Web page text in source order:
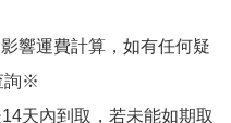
響運費計算，如有任何疑
詢※
天內到取，若未能如期取